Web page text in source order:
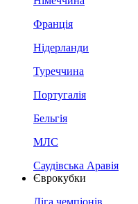
Франція
Нідерланди
Туреччина
Португалія
Бельгія
МЛС
Саудівська Аравія
Єврокубки
Ліга чемпіонів